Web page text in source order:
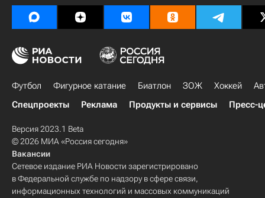
Футбол Фигурное катание Биатлон ЗОЖ Хоккей
Спецпроекты
Реклама Продукты и сервисы Пресс-
Версия 2023.1 Beta
© 2026 МИА «Россия сегодня»
Вакансии
Сетевое издание РИА Новости зарегистрировано
в Федеральной службе по надзору в сфере связи,
информационных технологий и массовых коммуникаций